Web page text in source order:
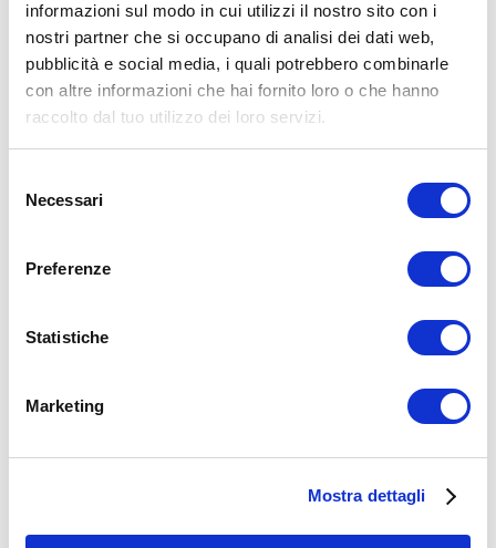
informazioni sul modo in cui utilizzi il nostro sito con i
nostri partner che si occupano di analisi dei dati web,
pubblicità e social media, i quali potrebbero combinarle
con altre informazioni che hai fornito loro o che hanno
raccolto dal tuo utilizzo dei loro servizi.
delNecessari
Preferenze
Statistiche
Marketing
Mostra dettagli
15WORKOUT SCARICA ORA
ALLENATI CON ME!